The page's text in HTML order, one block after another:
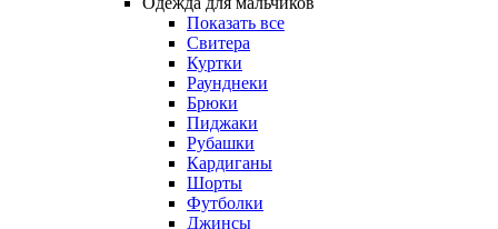
Показать все
Свитера
Куртки
Раунднеки
Брюки
Пиджаки
Рубашки
Кардиганы
Шорты
Футболки
Джинсы